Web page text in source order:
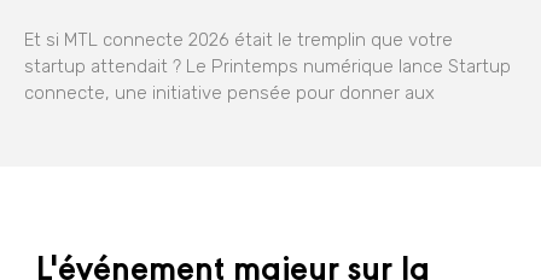
Et si MTL connecte 2026 était le tremplin que votre
startup attendait ? Le Printemps numérique lance Startup
connecte, une initiative pensée pour donner aux
L'événement majeur sur la